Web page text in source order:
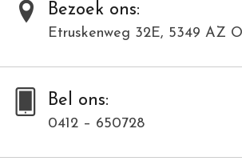
Bezoek ons:
Etruskenweg 32E, 5349 AZ
Bel ons:
0412 – 650728